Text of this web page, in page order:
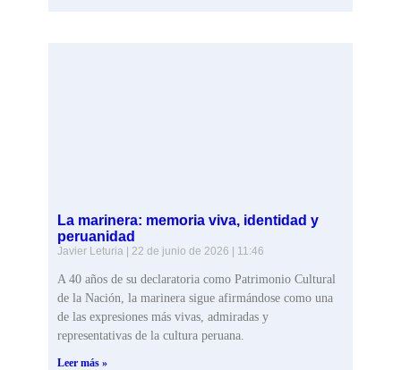
La marinera: memoria viva, identidad y
peruanidad
Javier Leturia 22 de junio de 2026 11:46
A 40 años de su declaratoria como Patrimonio Cultural
de la Nación, la marinera sigue afirmándose como una
de las expresiones más vivas, admiradas y
representativas de la cultura peruana.
Leer más »